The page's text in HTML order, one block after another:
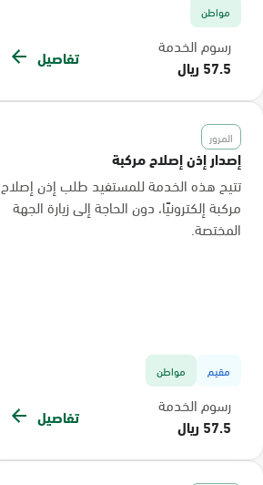
مواطن
رسوم الخدمة
57.5 ريال
تفاصيل
المرور
إصدار إذن إصلاح مركبة
تتيح هذه الخدمة للمستفيد طلب إذن إصلاح
مركبة إلكترونيًا، دون الحاجة إلى زيارة الجهة
المختصة.
مقيم مواطن
رسوم الخدمة
57.5 ريال
تفاصيل